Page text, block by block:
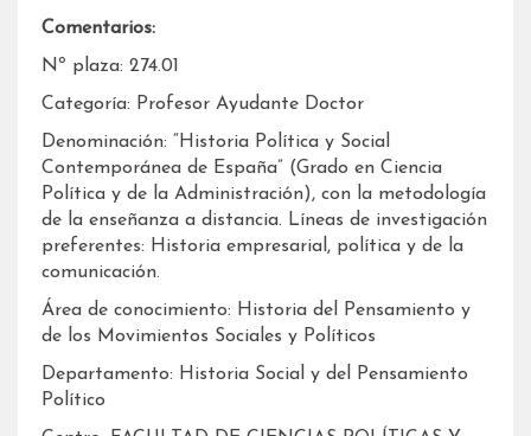
Comentarios:
Nº plaza: 274.01
Categoría: Profesor Ayudante Doctor
Denominación: “Historia Política y Social
Contemporánea de España” (Grado en Ciencia
Política y de la Administración), con la metodología
de la enseñanza a distancia. Líneas de investigación
preferentes: Historia empresarial, política y de la
comunicación.
Área de conocimiento: Historia del Pensamiento y
de los Movimientos Sociales y Políticos
Departamento: Historia Social y del Pensamiento
Político